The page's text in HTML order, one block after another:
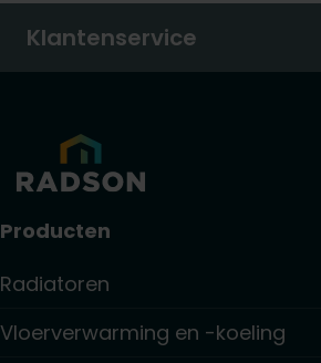
Klantenservice
Producten
Radiatoren
Vloerverwarming en -koeling